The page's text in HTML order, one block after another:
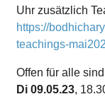
Uhr zusätzlich
https://
teachings-
Offen für alle
Di 09.05.23,